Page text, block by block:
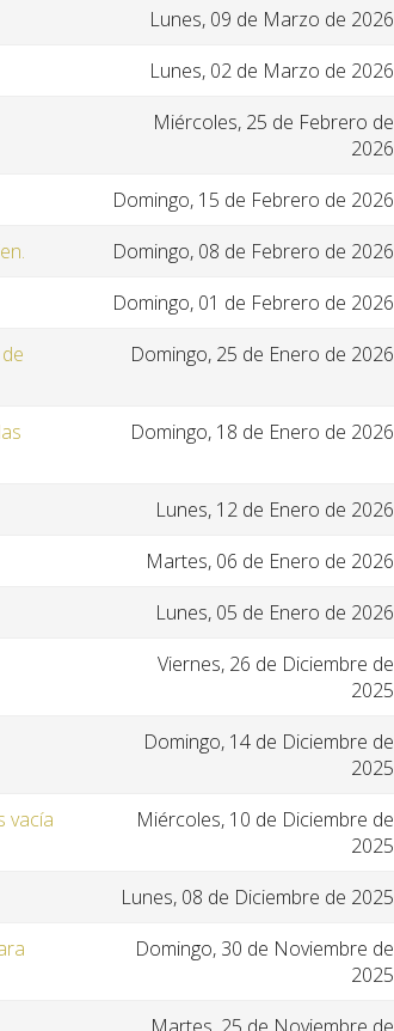
Lunes, 09 de Marzo de 2026
Lunes, 02 de Marzo de 2026
Miércoles, 25 de Febrero de
2026
Domingo, 15 de Febrero de 2026
Domingo, 08 de Febrero de 2026
Domingo, 01 de Febrero de 2026
Domingo, 25 de Enero de 2026
Domingo, 18 de Enero de 2026
Lunes, 12 de Enero de 2026
Martes, 06 de Enero de 2026
Lunes, 05 de Enero de 2026
Viernes, 26 de Diciembre de
2025
Domingo, 14 de Diciembre de
2025
vacía
Miércoles, 10 de Diciembre de
2025
Lunes, 08 de Diciembre de 2025
Domingo, 30 de Noviembre de
2025